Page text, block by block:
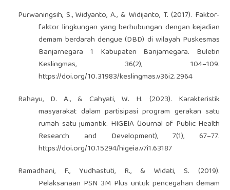
Purwaningsih, S., Widyanto, A., & Widijanto, T. (2017). Faktor-
faktor lingkungan yang berhubungan dengan kejadian
demam berdarah dengue (DBD) di wilayah Puskesmas
Banjarnegara 1 Kabupaten Banjarnegara. Buletin
Keslingmas, 36(2), 104–109.
https://doi.org/10.31983/keslingmas.v36i2.2964
Rahayu, D. A., & Cahyati, W. H. (2023). Karakteristik
masyarakat dalam partisipasi program gerakan satu
rumah satu jumantik. HIGEIA (Journal of Public Health
Research and Development), 7(1), 67–77.
https://doi.org/10.15294/higeia.v7i1.63187
Ramadhani, F., Yudhastuti, R., & Widati, S. (2019).
Pelaksanaan PSN 3M Plus untuk pencegahan demam